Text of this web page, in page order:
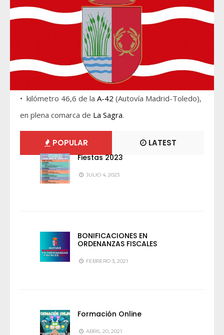
• kilómetro 46,6 de la A-42 (Autovía Madrid-Toledo),
en plena comarca de La Sagra.
POPULAR LATEST
Fiestas 2023
JULIO 4, 2023
BONIFICACIONES EN
ORDENANZAS FISCALES
FEBRERO 3, 2021
Formación Online
ABRIL 20, 2021